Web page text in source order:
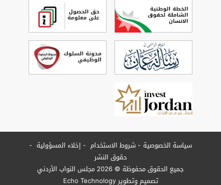
سياسة الخصوصية شروط الاستخدام
إخلاء المسؤولية
حقوق النشر
جميع الحقوق محفوظة © 2026 مجلس النواب الأردني
تصميم وتطويرEcho Technology